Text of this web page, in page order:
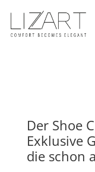
Der Shoe
Exklusive
die schon